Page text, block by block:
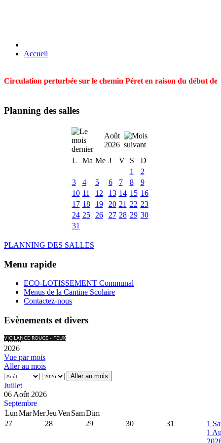
Accueil
Circulation perturbée sur le chemin Péret en raison du début
Planning des salles
Août
2026
L
Ma Me J V S
D
1
2
3
4 5 6 7 8
9
10 11 12 13 14 15 16
17 18 19 20 21 22 23
24 25 26 27 28 29 30
31
PLANNING DES SALLES
Menu rapide
ECO-LOTISSEMENT Communal
Menus de la Cantine Scolaire
Contactez-nous
Evènements et divers
VIGILANCE ROUGE - FEUX
Août,
2026
Vue par mois
Aller au mois
Aller au mois
Juillet
06 Août 2026
Septembre
LunMarMerJeuVen SamDim
27
28 29 30 31 1
1